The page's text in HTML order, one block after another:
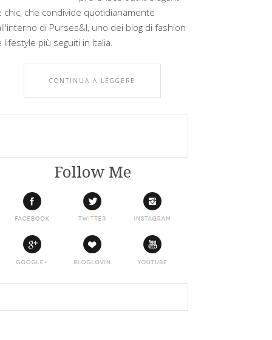
chic, che condivide quotidianamente
di Purses&I, uno dei blog di fashion
lifestyle più seguiti in Italia.
CONTINUA A LEGGERE
Follow Me